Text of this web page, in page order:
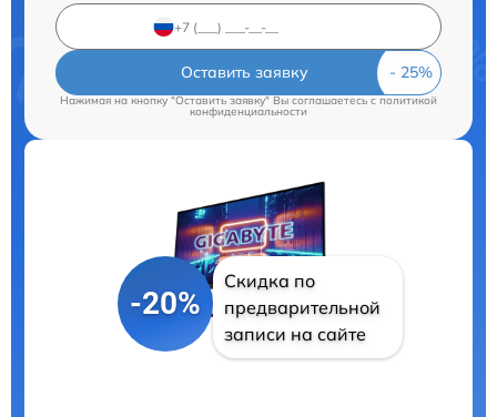
Оставить заявку
Нажимая на кнопку "Оставить заявку" Вы соглашаетесь c политикой
конфиденциальности
-20%
Скидка по
предварительной
записи на сайте